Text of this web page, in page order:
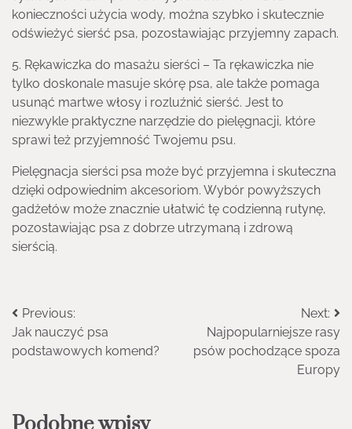
konieczności użycia wody, można szybko i skutecznie
odświeżyć sierść psa, pozostawiając przyjemny zapach.
5. Rękawiczka do masażu sierści – Ta rękawiczka nie
tylko doskonale masuje skórę psa, ale także pomaga
usunąć martwe włosy i rozluźnić sierść. Jest to
niezwykle praktyczne narzędzie do pielęgnacji, które
sprawi też przyjemność Twojemu psu.
Pielęgnacja sierści psa może być przyjemna i skuteczna
dzięki odpowiednim akcesoriom. Wybór powyższych
gadżetów może znacznie ułatwić tę codzienną rutynę,
pozostawiając psa z dobrze utrzymaną i zdrową
sierścią.
Nawigacja
wpisu
Previous:
Jak nauczyć psa
podstawowych komend?
Next:
Najpopularniejsze rasy
psów pochodzące spoza
Europy